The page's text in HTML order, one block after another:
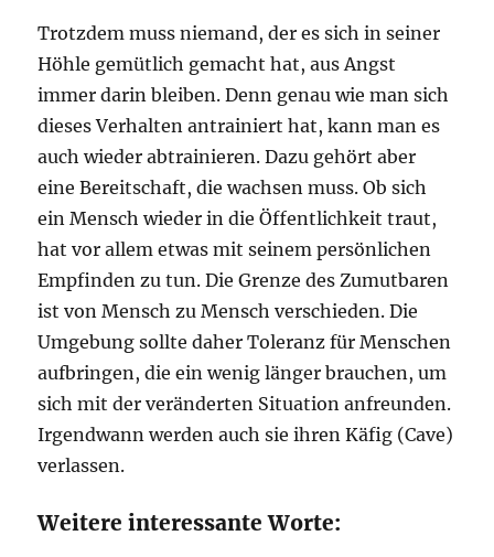
Trotzdem muss niemand, der es sich in seiner
Höhle gemütlich gemacht hat, aus Angst
immer darin bleiben. Denn genau wie man sich
dieses Verhalten antrainiert hat, kann man es
auch wieder abtrainieren. Dazu gehört aber
eine Bereitschaft, die wachsen muss. Ob sich
ein Mensch wieder in die Öffentlichkeit traut,
hat vor allem etwas mit seinem persönlichen
Empfinden zu tun. Die Grenze des Zumutbaren
ist von Mensch zu Mensch verschieden. Die
Umgebung sollte daher Toleranz für Menschen
aufbringen, die ein wenig länger brauchen, um
sich mit der veränderten Situation anfreunden.
Irgendwann werden auch sie ihren Käfig (Cave)
verlassen.
Weitere interessante Worte: